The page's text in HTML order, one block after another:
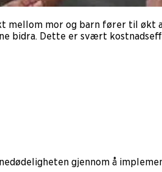
mellom mor og barn fører til økt
bidra. Dette er svært
gjennom å